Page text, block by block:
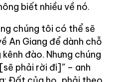
biết nhiều về nó.
chúng tôi có thể sẽ
An Giang để dành chỗ
đào. Nhưng chúng
phải rời đi]” – anh